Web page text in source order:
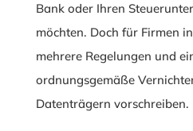
Bank oder Ihren
möchten. Doch für Firmen
mehrere Regelungen und
ordnungsgemäße
Datenträgern vorschreiben.